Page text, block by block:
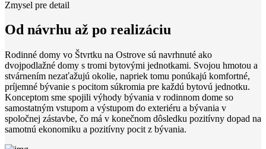
Zmysel pre detail
Od návrhu až po realizáciu
Rodinné domy vo Štvrtku na Ostrove sú navrhnuté ako
dvojpodlažné domy s tromi bytovými jednotkami. Svojou hmotou a
stvárnením nezaťažujú okolie, napriek tomu ponúkajú komfortné,
príjemné bývanie s pocitom súkromia pre každú bytovú jednotku.
Konceptom sme spojili výhody bývania v rodinnom dome so
samostatným vstupom a výstupom do exteriéru a bývania v
spoločnej zástavbe, čo má v konečnom dôsledku pozitívny dopad na
samotnú ekonomiku a pozitívny pocit z bývania.